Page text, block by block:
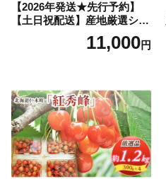
【2026年発送★先行予約】
【土日祝配送】産地厳選シャ
インマスカット1.2kg～1.3kg
（2房～3房）※沖縄・離島配
笛吹市 山梨県 フルーツ 果物
ぶどう 葡萄 大粒 シャインマ
スカット おすすめ シャイン
マスカット 贈答 ギフト 産地
笛吹市 シャインマスカット
笛吹 葡萄 国産 ぶどう 人気
国産 1.2kg 先行｜
11,000円